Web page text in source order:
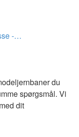
-…
du
spørgsmål. Vi
dit